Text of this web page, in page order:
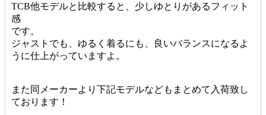
TCB他モデルと比較すると、少しゆとりがあるフィット
感
です。
ジャストでも、ゆるく着るにも、良いバランスになるよ
うに仕上がっていますよ。
また同メーカーより下記モデルなどもまとめて入荷致し
ております！